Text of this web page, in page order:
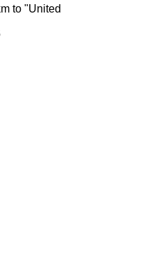
to "United